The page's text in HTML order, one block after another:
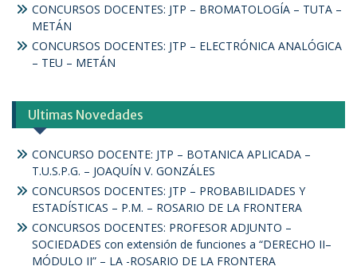
CONCURSOS DOCENTES: JTP – BROMATOLOGÍA – TUTA –
METÁN
CONCURSOS DOCENTES: JTP – ELECTRÓNICA ANALÓGICA
– TEU – METÁN
Ultimas Novedades
CONCURSO DOCENTE: JTP – BOTANICA APLICADA –
T.U.S.P.G. – JOAQUÍN V. GONZÁLES
CONCURSOS DOCENTES: JTP – PROBABILIDADES Y
ESTADÍSTICAS – P.M. – ROSARIO DE LA FRONTERA
CONCURSOS DOCENTES: PROFESOR ADJUNTO –
SOCIEDADES con extensión de funciones a “DERECHO II–
MÓDULO II” – LA -ROSARIO DE LA FRONTERA